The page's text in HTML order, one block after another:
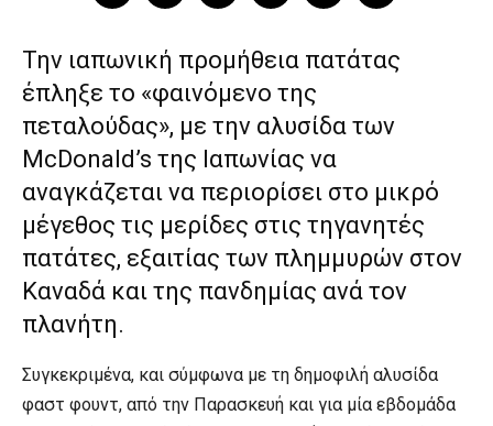
Την ιαπωνική προμήθεια πατάτας
έπληξε το «φαινόμενο της
πεταλούδας», με την αλυσίδα των
McDonald’s της Ιαπωνίας να
αναγκάζεται να περιορίσει στο μικρό
μέγεθος τις μερίδες στις τηγανητές
πατάτες, εξαιτίας των πλημμυρών στον
Καναδά και της πανδημίας ανά τον
πλανήτη.
Συγκεκριμένα, και σύμφωνα με τη δημοφιλή αλυσίδα
φαστ φουντ, από την Παρασκευή και για μία εβδομάδα